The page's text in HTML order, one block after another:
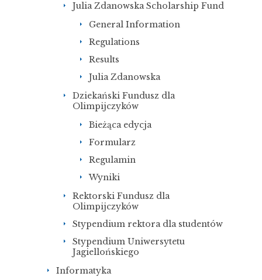
Julia Zdanowska Scholarship Fund
General Information
Regulations
Results
Julia Zdanowska
Dziekański Fundusz dla
Olimpijczyków
Bieżąca edycja
Formularz
Regulamin
Wyniki
Rektorski Fundusz dla
Olimpijczyków
Stypendium rektora dla studentów
Stypendium Uniwersytetu
Jagiellońskiego
Informatyka